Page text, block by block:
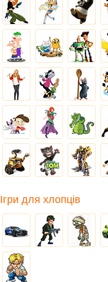
Ігри для хлопців